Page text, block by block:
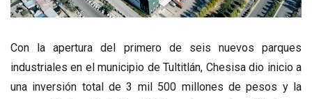
Con la apertura del primero de seis nuevos parques
industriales en el municipio de Tultitlán, Chesisa dio inicio a
una inversión total de 3 mil 500 millones de pesos y la